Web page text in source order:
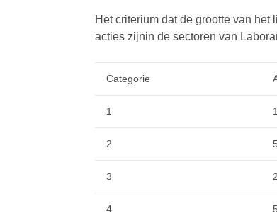
Het criterium dat de grootte van
acties zijnin de sectoren van
Categorie
1
2
3
4